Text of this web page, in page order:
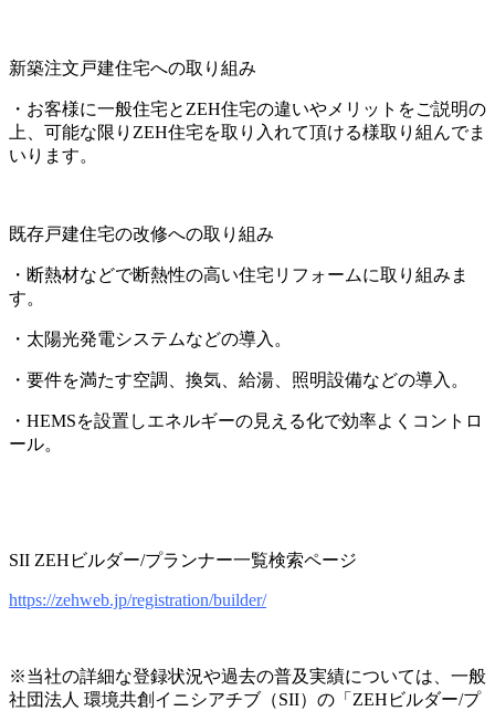
新築注文戸建住宅への取り組み
・お客様に一般住宅とZEH住宅の違いやメリットをご説明の
上、可能な限りZEH住宅を取り入れて頂ける様取り組んでま
いります。
既存戸建住宅の改修への取り組み
・断熱材などで断熱性の高い住宅リフォームに取り組みま
す。
・太陽光発電システムなどの導入。
・要件を満たす空調、換気、給湯、照明設備などの導入。
・HEMSを設置しエネルギーの見える化で効率よくコントロ
ール。
SII ZEHビルダー/プランナー一覧検索ページ
https://zehweb.jp/registration/builder/
※当社の詳細な登録状況や過去の普及実績については、一般
社団法人 環境共創イニシアチブ（SII）の「ZEHビルダー/プ